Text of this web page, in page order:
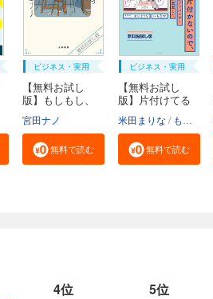
東京都
ビジネス・実用
【無料お試し
版】もしもし、
宮田ナノ
無料で読む
ビジネス・実用
【無料お試し
版】片付けてる
米田まりな もなか
無料で読む
4位 5位